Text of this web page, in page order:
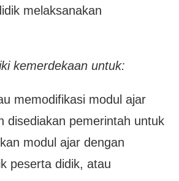
melaksanakan
kemerdekaan untuk:
memodifikasi modul ajar
disediakan pemerintah untuk
modul ajar dengan
peserta didik, atau